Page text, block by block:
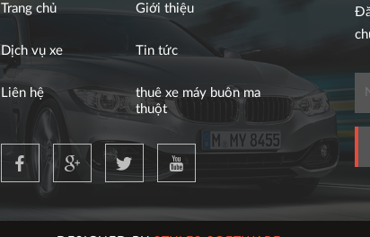
Trang chủ Giới thiệu
Dịch vụ xe Tin tức
Liên hệ
thuê xe máy buôn ma
thuột